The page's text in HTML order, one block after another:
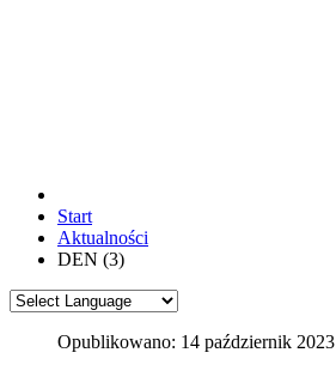
Start
Aktualności
DEN (3)
Opublikowano: 14 październik 2023